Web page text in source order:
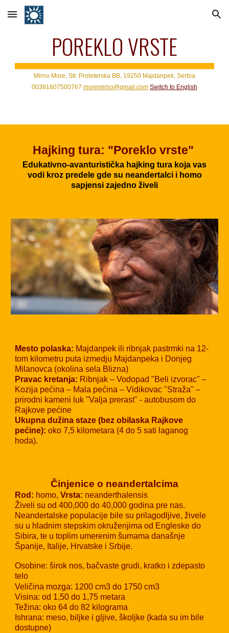
Skip to main content Skip to navigation
POREKLO VRSTE
Mirno More, Str. Proleterska BB, 19250 Majdanpek, Serbia
00381607500767 moremirno@gmail.com Switch to English
Hajking tura: "Poreklo vrste"
Edukativno-avanturistička hajking tura koja vas
vodi kroz predele gde su neandertalci i homo
sapjensi zajedno živeli
Mesto polaska: Majdanpek ili ribnjak pastrmki na 12-
tom kilometru puta izmedju Majdanpeka i Donjeg
Milanovca (okolina sela Blizna)
Pravac kretanja: Ribnjak – Vodopad "Beli izvorac" –
Kozija pećina – Mala pećina – Vidikovac "Straža" –
prirodni kameni luk "Valja prerast" - autobusom do
Rajkove pećine
Ukupna dužina staze (bez obilaska Rajkove
pećine): oko 7,5 kilometara (4 do 5 sati laganog
hoda).
Činjenice o neandertalcima
Rod: homo,Vrsta: neanderthalensis
Živeli su od 400,000 do 40,000 godina pre nas.
Neandertalske populacije bile su prilagodljive, živele
su u hladnim stepskim okruženjima od Engleske do
Sibira, te u toplim umerenim šumama današnje
Španije, Italije, Hrvatske i Srbije.
Osobine: širok nos, bačvaste grudi, kratko i zdepasto
telo
Veličina mozga: 1200 cm3 do 1750 cm3
Visina: od 1,50 do 1,75 metara
Težina: oko 64 do 82 kilograma
Ishrana: meso, biljke i gljive, školjke (kada su im bile
dostupne)